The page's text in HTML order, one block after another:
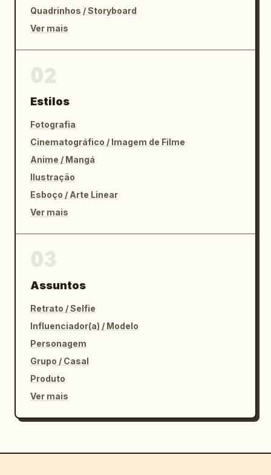
Quadrinhos / Storyboard
Ver mais
Estilos
Fotografia
Cinematográfico / Imagem de Filme
Anime / Mangá
Ilustração
Esboço / Arte Linear
Ver mais
Assuntos
Retrato / Selfie
Influenciador(a) / Modelo
Personagem
Grupo / Casal
Produto
Ver mais